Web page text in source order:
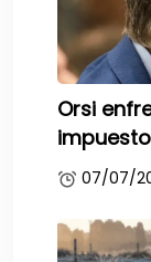
Orsi
07/07/